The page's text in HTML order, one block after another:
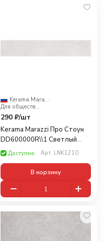
Kerama Marazzi ·
Для общественных помещений
290 ₽/шт
Kerama Marazzi Про Стоун
DD600000R\\1 Светлый
бежевый 60x10,7
Доступно Арт. LNK1210
В корзину